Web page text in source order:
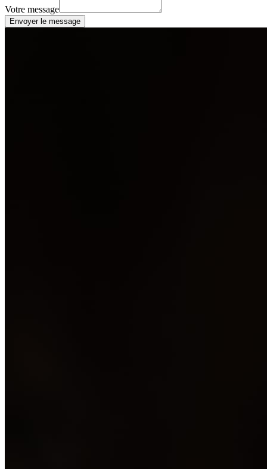
Votre message
Envoyer le message